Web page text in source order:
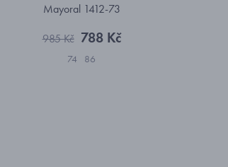
Mayoral 1412-73
985 Kč 788 Kč
74 86